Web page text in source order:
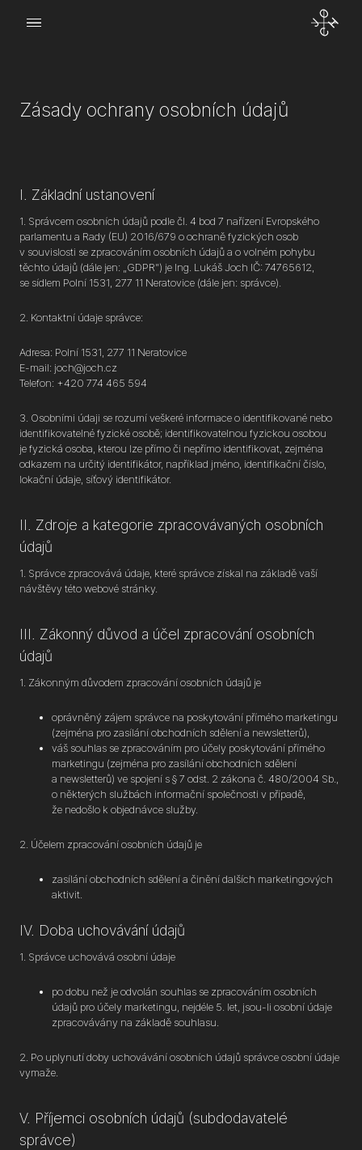
Menu
Zásady ochrany osobních údajů
I. Základní ustanovení
1. Správcem osobních údajů podle čl. 4 bod 7 nařízení Evropského
parlamentu a Rady (EU) 2016/679 o ochraně fyzických osob
v souvislosti se zpracováním osobních údajů a o volném pohybu
těchto údajů (dále jen: „GDPR”) je Ing. Lukáš Joch IČ: 74765612,
se sídlem Polní 1531, 277 11 Neratovice (dále jen: správce).
2. Kontaktní údaje správce:
Adresa: Polní 1531, 277 11 Neratovice
E-mail: joch@joch.cz
Telefon: +420 774 465 594
3. Osobními údaji se rozumí veškeré informace o identifikované nebo
identifikovatelné fyzické osobě; identifikovatelnou fyzickou osobou
je fyzická osoba, kterou lze přímo či nepřímo identifikovat, zejména
odkazem na určitý identifikátor, například jméno, identifikační číslo,
lokační údaje, síťový identifikátor.
II. Zdroje a kategorie zpracovávaných osobních
údajů
1. Správce zpracovává údaje, které správce získal na základě vaší
návštěvy této webové stránky.
III. Zákonný důvod a účel zpracování osobních
údajů
1. Zákonným důvodem zpracování osobních údajů je
oprávněný zájem správce na poskytování přímého marketingu
(zejména pro zasílání obchodních sdělení a newsletterů),
váš souhlas se zpracováním pro účely poskytování přímého
marketingu (zejména pro zasílání obchodních sdělení
a newsletterů) ve spojení s § 7 odst. 2 zákona č. 480/2004 Sb.,
o některých službách informační společnosti v případě,
že nedošlo k objednávce služby.
2. Účelem zpracování osobních údajů je
zasílání obchodních sdělení a činění dalších marketingových
aktivit.
IV. Doba uchovávání údajů
1. Správce uchovává osobní údaje
po dobu než je odvolán souhlas se zpracováním osobních
údajů pro účely marketingu, nejdéle 5. let, jsou-li osobní údaje
zpracovávány na základě souhlasu.
2. Po uplynutí doby uchovávání osobních údajů správce osobní údaje
vymaže.
V. Příjemci osobních údajů (subdodavatelé
správce)